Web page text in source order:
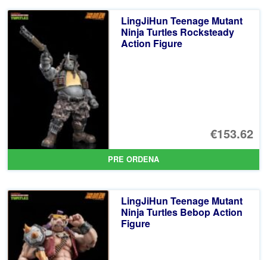
LingJiHun Teenage Mutant
Ninja Turtles Rocksteady
Action Figure
€153.62
PRE ORDENA
LingJiHun Teenage Mutant
Ninja Turtles Bebop Action
Figure